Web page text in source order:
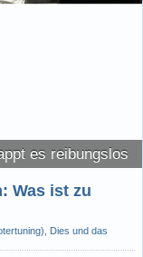
es reibungslos
Was ist zu
Dies und das